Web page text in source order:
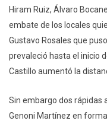
Hiram Ruiz, Álvaro
embate de los locales
Gustavo Rosales que
prevaleció hasta el inicio
Castillo aumentó la
Sin embargo dos rápidas
Genoni Martínez en